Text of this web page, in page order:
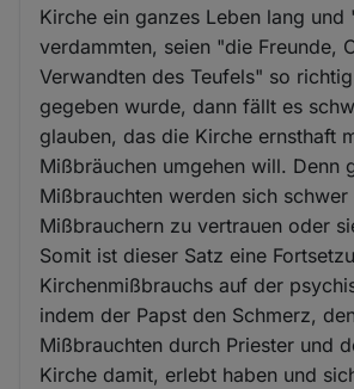
Kirche ein ganzes Leben lang und
verdammten, seien "die Freunde,
Verwandten des Teufels" so
gegeben wurde, dann fällt es
glauben, das die Kirche ernsthaft
Mißbräuchen umgehen will. Denn
Mißbrauchten werden sich
Mißbrauchern zu vertrauen oder
Somit ist dieser Satz eine
Kirchenmißbrauchs auf der
indem der Papst den Schmerz,
Mißbrauchten durch Priester und
Kirche damit, erlebt haben und